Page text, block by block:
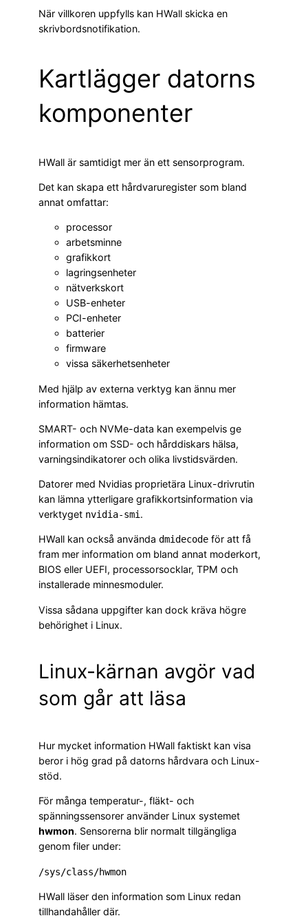
När villkoren uppfylls kan HWall skicka en
skrivbordsnotifikation.
Kartlägger datorns
komponenter
HWall är samtidigt mer än ett sensorprogram.
Det kan skapa ett hårdvaruregister som bland
annat omfattar:
processor
arbetsminne
grafikkort
lagringsenheter
nätverkskort
USB-enheter
PCI-enheter
batterier
firmware
vissa säkerhetsenheter
Med hjälp av externa verktyg kan ännu mer
information hämtas.
SMART- och NVMe-data kan exempelvis ge
information om SSD- och hårddiskars hälsa,
varningsindikatorer och olika livstidsvärden.
Datorer med Nvidias proprietära Linux-drivrutin
kan lämna ytterligare grafikkortsinformation via
verktyget nvidia-smi .
HWall kan också använda dmidecode för att få
fram mer information om bland annat moderkort,
BIOS eller UEFI, processorsocklar, TPM och
installerade minnesmoduler.
Vissa sådana uppgifter kan dock kräva högre
behörighet i Linux.
Linux-kärnan avgör vad
som går att läsa
Hur mycket information HWall faktiskt kan visa
beror i hög grad på datorns hårdvara och Linux-
stöd.
För många temperatur-, fläkt- och
spänningssensorer använder Linux systemet
hwmon. Sensorerna blir normalt tillgängliga
genom filer under:
/sys/class/hwmon
HWall läser den information som Linux redan
tillhandahåller där.